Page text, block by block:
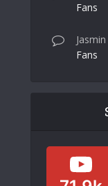
Fans
Jasmin
Fans